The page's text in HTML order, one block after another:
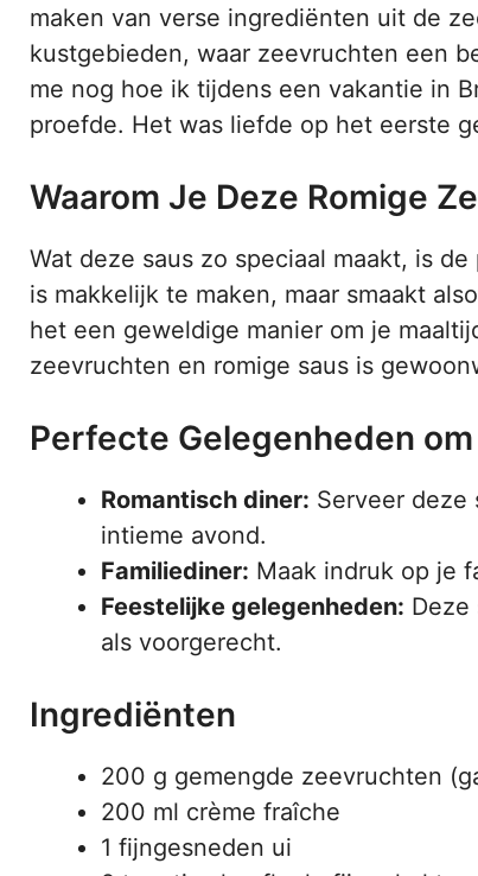
maken van verse ingrediënten uit de
kustgebieden, waar zeevruchten een
me nog hoe ik tijdens een vakantie in
proefde. Het was liefde op het eerste
Waarom Je Deze Romige
Wat deze saus zo speciaal maakt, is
is makkelijk te maken, maar smaakt
het een geweldige manier om je
zeevruchten en romige saus is
Perfecte Gelegenheden
Romantisch diner: Serveer deze
intieme avond.
Familiediner: Maak indruk op je
Feestelijke gelegenheden:
als voorgerecht.
Ingrediënten
200 g gemengde zeevruchten
200 ml crème fraîche
1 fijngesneden ui